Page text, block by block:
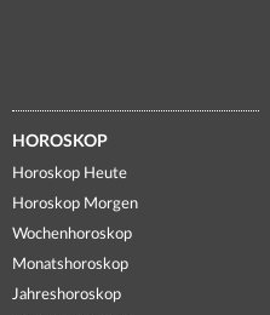
HOROSKOP
Horoskop Heute
Horoskop Morgen
Wochenhoroskop
Monatshoroskop
Jahreshoroskop